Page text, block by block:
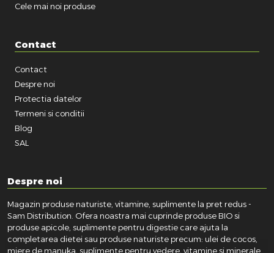
Cele mai noi produse
Contact
Contact
Despre noi
Protectia datelor
Termeni si conditii
Blog
SAL
Despre noi
Magazin produse naturiste, vitamine, suplimente la pret redus -
Sam Distribution. Ofera noastra mai cuprinde produse BIO si
produse apicole, suplimente pentru digestie care ajuta la
completarea dietei sau produse naturiste precum: ulei de cocos,
miere de manuka, suplimente pentru vedere, vitamine si minerale